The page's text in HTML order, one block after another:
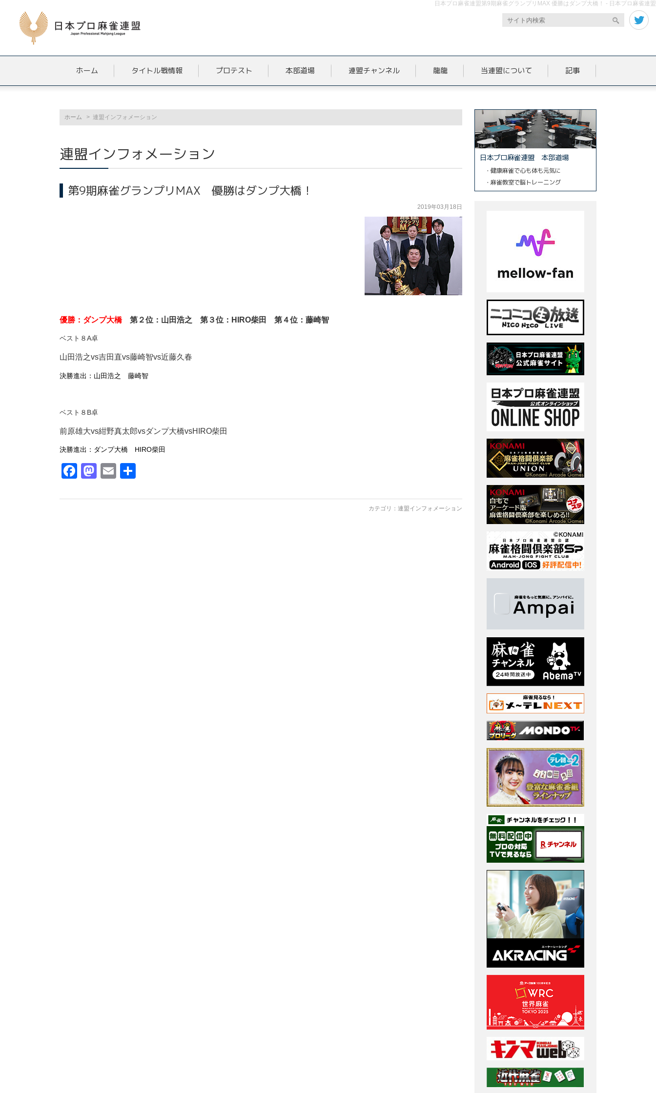
日本プロ麻雀連盟第9期麻雀グランプリMAX 優勝はダンプ大橋！ - 日本プロ麻雀連盟
ホーム タイトル戦情報 プロテスト 本部道場 連盟チャンネル 龍龍 当連盟について 記事
ホーム 連盟インフォメーション
連盟インフォメーション
第9期麻雀グランプリMAX 優勝はダンプ大橋！
2019年03月18日
優勝：ダンプ大橋第２位：山田浩之 第３位：HIRO柴田 第４位：藤崎智
ベスト８A卓
山田浩之vs吉田直vs藤崎智vs近藤久春
決勝進出：山田浩之 藤崎智
ベスト８B卓
前原雄大vs紺野真太郎vsダンプ大橋vsHIRO柴田
決勝進出：ダンプ大橋 HIRO柴田
Facebook
Mastodon
Email
カテゴリ： 連盟インフォメーション
日本プロ麻雀連盟 本部道場
・健康麻雀で心も体も元気に
・麻雀教室で脳トレーニング